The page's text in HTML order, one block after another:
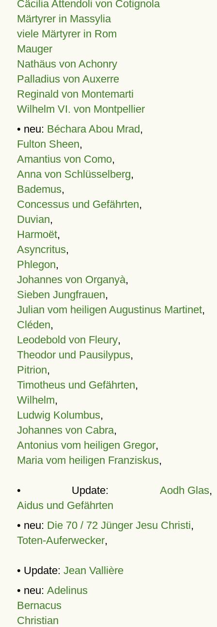
Cäcilia Attendoli von Cotignola
Märtyrer in Massylia
viele Märtyrer in Rom
Mauger
Nathäus von Achonry
Palladius von Auxerre
Reginald von Montemarti
Wilhelm VI. von Montpellier
• neu: Béchara Abou Mrad,
Fulton Sheen,
Amantius von Como,
Anna von Schlüsselberg,
Bademus,
Concessus und Gefährten,
Duvian,
Harmoët,
Asyncritus,
Phlegon,
Johannes von Organyà,
Sieben Jungfrauen,
Julian vom heiligen Augustinus Martinet,
Cléden,
Leodebold von Fleury,
Theodor und Pausilypus,
Pitrion,
Timotheus und Gefährten,
Wilhelm,
Ludwig Kolumbus,
Johannes von Cabra,
Antonius vom heiligen Gregor,
Maria vom heiligen Franziskus,
• Update: Aodh Glas,
Aidus und Gefährten
• neu: Die 70 / 72 Jünger Jesu Christi,
Toten-Auferwecker,
• Update: Jean Vallière
• neu: Adelinus
Bernacus
Christian